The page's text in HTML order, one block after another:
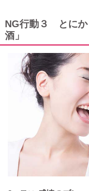
NG行動３ とにか
酒」